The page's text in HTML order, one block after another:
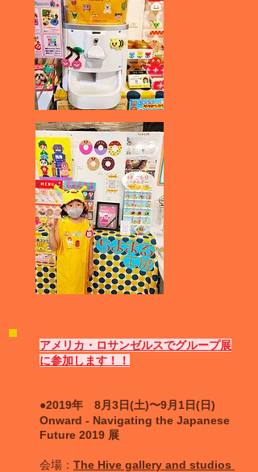
アメリカ・ロサンゼルスでグループ展
に参加します！！​
●2019年 8月3日(土)〜9月1日(日)
Onward - Navigating the Japanese
Future 2019 展
会場： The Hive gallery and studios